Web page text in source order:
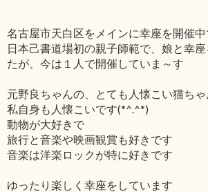
名古屋市天白区をメインに幸座を開催中
日本己書道場初の親子師範で、娘と幸
たが、今は１人で開催していま～す
元野良ちゃんの、とても人懐こい猫ち
私自身も人懐こいです(*^.^*)
動物が大好きで
旅行と音楽や映画観賞も好きです
音楽は洋楽ロックが特に好きです
ゆったり楽しく幸座をしています